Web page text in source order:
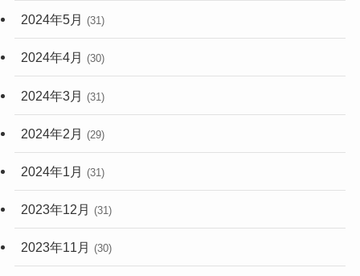
2024年5月 (31)
2024年4月 (30)
2024年3月 (31)
2024年2月 (29)
2024年1月 (31)
2023年12月 (31)
2023年11月 (30)